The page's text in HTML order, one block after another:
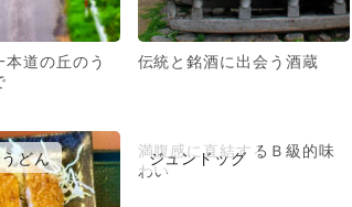
本道の丘のう
伝統と銘酒に出会う酒蔵
どん ジュンドッグ
満腹感に直結するＢ級的味
わい